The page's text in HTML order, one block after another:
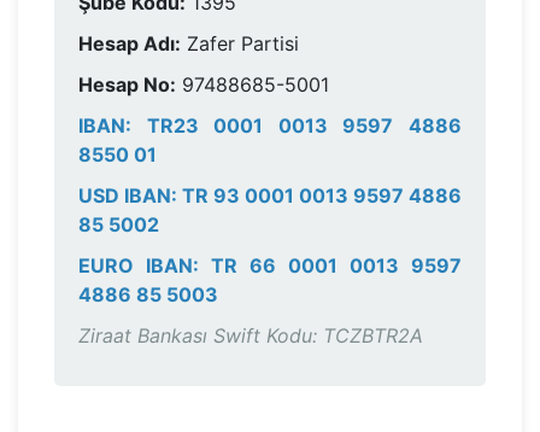
Hesap Adı: Zafer Partisi
Hesap No: 97488685-5001
IBAN: TR23 0001 0013 9597 4886
8550 01
USD IBAN: TR 93 0001 0013 9597 4886
85 5002
EURO IBAN: TR 66 0001 0013 9597
4886 85 5003
Ziraat Bankası Swift Kodu: TCZBTR2A